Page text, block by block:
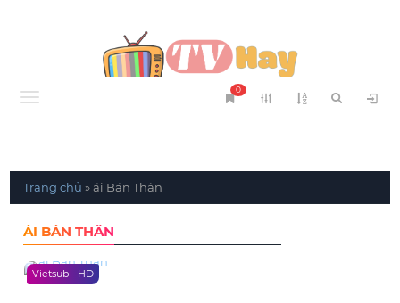
Menu
0
Trang chủ » ái Bán Thân
ÁI BÁN THÂN
Vietsub - HD